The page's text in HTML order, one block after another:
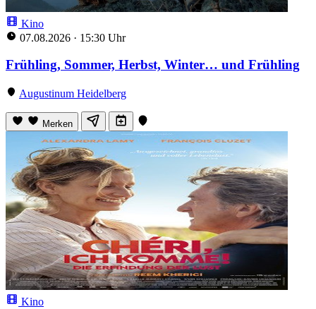
Kino
07.08.2026 · 15:30 Uhr
Frühling, Sommer, Herbst, Winter… und Frühling
Augustinum Heidelberg
Merken
Kino